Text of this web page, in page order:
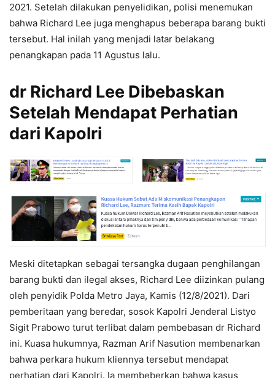
2021. Setelah dilakukan penyelidikan, polisi menemukan
bahwa Richard Lee juga menghapus beberapa barang bukti
tersebut. Hal inilah yang menjadi latar belakang
penangkapan pada 11 Agustus lalu.
dr Richard Lee Dibebaskan
Setelah Mendapat Perhatian
dari Kapolri
Meski ditetapkan sebagai tersangka dugaan penghilangan
barang bukti dan ilegal akses, Richard Lee diizinkan pulang
oleh penyidik Polda Metro Jaya, Kamis (12/8/2021). Dari
pemberitaan yang beredar, sosok Kapolri Jenderal Listyo
Sigit Prabowo turut terlibat dalam pembebasan dr Richard
ini. Kuasa hukumnya, Razman Arif Nasution membenarkan
bahwa perkara hukum kliennya tersebut mendapat
perhatian dari Kapolri. Ia membeberkan bahwa kasus